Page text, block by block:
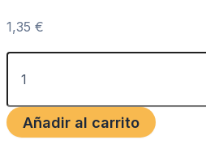
1,35 €
Añadir al carrito